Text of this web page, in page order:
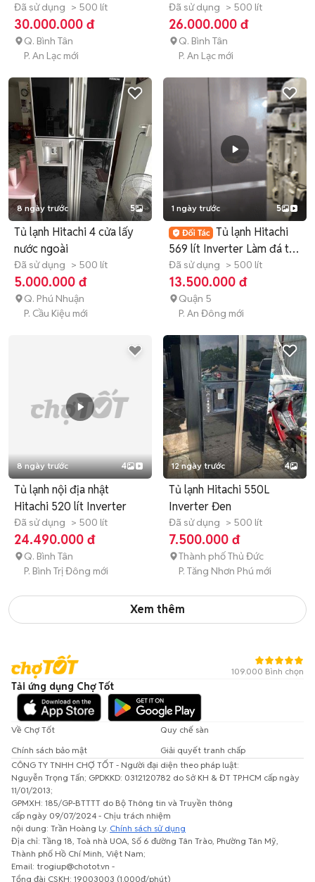
620 lít
Đã sử dụng > 500 lít
30.000.000 đ
Q. Bình Tân
P. An Lạc mới
FULL CỬA ĐIỆN
Đã sử dụng > 500 lít
26.000.000 đ
Q. Bình Tân
P. An Lạc mới
8 ngày trước 5
Tủ lạnh Hitachi 4 cửa lấy
nước ngoài
Đã sử dụng > 500 lít
5.000.000 đ
Q. Phú Nhuận
P. Cầu Kiệu mới
1 ngày trước 5
Tủ lạnh Hitachi
569 lít Inverter Làm đá tự
động
Đã sử dụng > 500 lít
13.500.000 đ
Quận 5
P. An Đông mới
8 ngày trước 4
Tủ lạnh nội địa nhật
Hitachi 520 lít Inverter
Đã sử dụng > 500 lít
24.490.000 đ
Q. Bình Tân
P. Bình Trị Đông mới
12 ngày trước 4
Tủ lạnh Hitachi 550L
Inverter Đen
Đã sử dụng > 500 lít
7.500.000 đ
Thành phố Thủ Đức
P. Tăng Nhơn Phú mới
Xem thêm
109.000 Bình chọn
Tải ứng dụng Chợ Tốt
Về Chợ Tốt
Quy chế sàn
Chính sách bảo mật
Giải quyết tranh chấp
CÔNG TY TNHH CHỢ TỐT - Người đại diện theo pháp luật:
Nguyễn Trọng Tấn; GPDKKD: 0312120782 do Sở KH & ĐT TP.HCM cấp ngày
11/01/2013;
GPMXH: 185/GP-BTTTT do Bộ Thông tin và Truyền thông
cấp ngày 09/07/2024 - Chịu trách nhiệm
nội dung: Trần Hoàng Ly. Chính sách sử dụng
Địa chỉ: Tầng 18, Toà nhà UOA, Số 6 đường Tân Trào, Phường Tân Mỹ,
Thành phố Hồ Chí Minh, Việt Nam;
Email: trogiup@chotot.vn -
Tổng đài CSKH: 19003003 (1.000đ/phút)